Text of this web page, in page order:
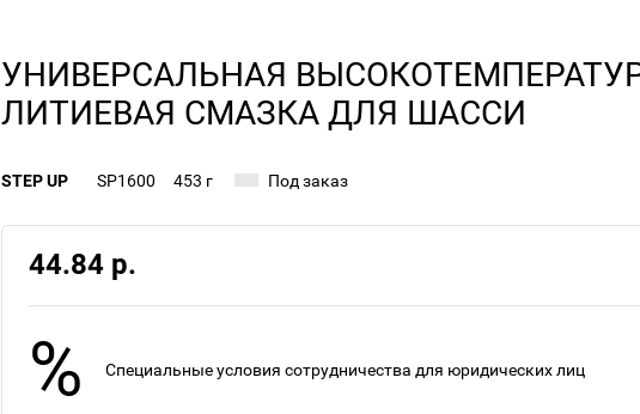
УНИВЕРСАЛЬНАЯ
ЛИТИЕВАЯ СМАЗКА ДЛЯ ШАССИ
STEP UP SP1600 453 г Под заказ
44.84 р.
% Специальные условия сотрудничества для юридических лиц